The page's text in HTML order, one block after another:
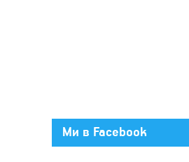
Ми в Facebook